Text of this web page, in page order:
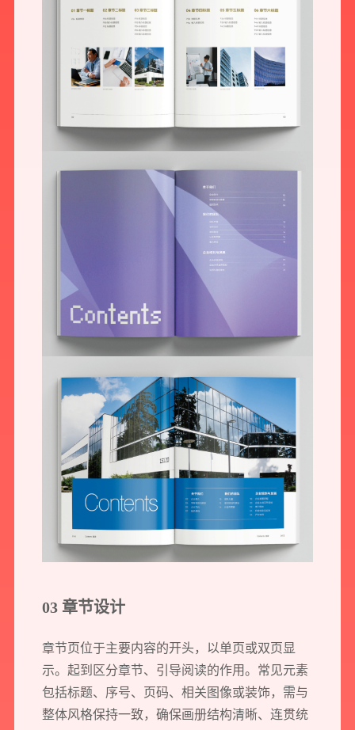
03 章节设计
章节页位于主要内容的开头，以单页或双页显
示。起到区分章节、引导阅读的作用。常见元素
包括标题、序号、页码、相关图像或装饰，需与
整体风格保持一致，确保画册结构清晰、连贯统